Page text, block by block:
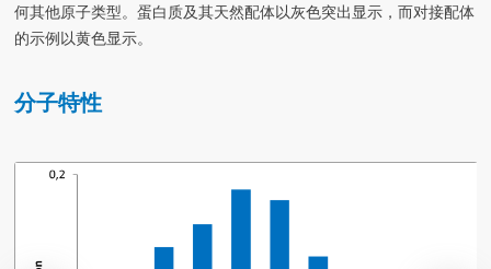
何其他原子类型。蛋白质及其天然配体以灰色突出显示，而对接配体
的示例以黄色显示。
分子特性